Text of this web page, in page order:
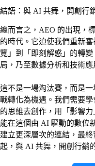
結語：與 AI 共舞，開創行
總而言之，AEO 的出現，
的時代。它迫使我們重新
覽」到「即刻解惑」的轉
局，乃至數據分析和技術
這不是一場淘汰賽，而是
戰轉化為機遇。我們需要學
的思維去創作，用「影響
能在這個由 AI 驅動的數位
建立更深層次的連結，最
起，與 AI 共舞，開創行銷